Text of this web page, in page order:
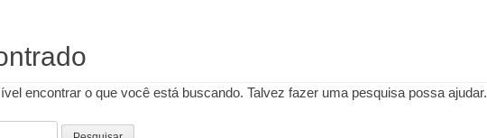
encontrar o que você está buscando. Talvez fazer uma pesquisa possa ajudar.